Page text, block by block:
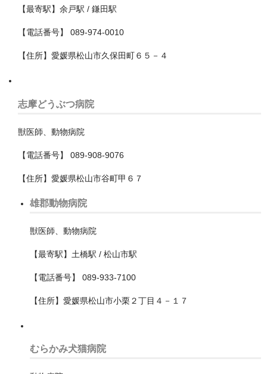
中央区
中野区
八丈島ほか
千代田区
台東区
国立市
【最寄駅】余戸駅 / 鎌田駅
【電話番号】 089-974-0010
【住所】愛媛県松山市久保田町６５－４
志摩どうぶつ病院
獣医師、動物病院
【電話番号】 089-908-9076
【住所】愛媛県松山市谷町甲６７
雄郡動物病院
獣医師、動物病院
【最寄駅】土橋駅 / 松山市駅
【電話番号】 089-933-7100
【住所】愛媛県松山市小栗２丁目４－１７
むらかみ犬猫病院